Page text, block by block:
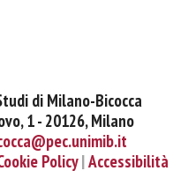
di Milano-Bicocca
1 - 20126, Milano
Policy Accessibilità